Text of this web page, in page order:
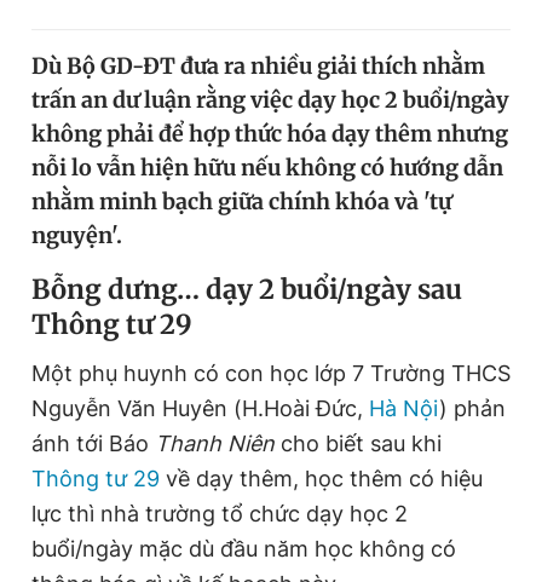
Tin thị trường Tin 360
Video Magazine
Sản phẩm khác
Tiện ích Bạn cần biết
Thông tin tòa soạn Liên hệ quảng cáo
Đọc Thanh Niên trên điện thoại
Đăng xuất
Dù Bộ GD-ĐT đưa ra nhiều giải thích nhằm
trấn an dư luận rằng việc dạy học 2 buổi/ngày
không phải để hợp thức hóa dạy thêm nhưng
nỗi lo vẫn hiện hữu nếu không có hướng dẫn
nhằm minh bạch giữa chính khóa và 'tự
nguyện'.
Bỗng dưng… dạy 2 buổi/ngày sau
Thông tư 29
Một phụ huynh có con học lớp 7 Trường THCS
Nguyễn Văn Huyên (H.Hoài Đức, Hà Nội) phản
ánh tới Báo Thanh Niên cho biết sau khi
Thông tư 29 về dạy thêm, học thêm có hiệu
lực thì nhà trường tổ chức dạy học 2
buổi/ngày mặc dù đầu năm học không có